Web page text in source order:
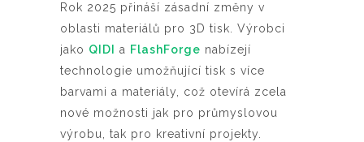
Rok 2025 přináší zásadní změny v
oblasti materiálů pro 3D tisk. Výrobci
jako QIDI a FlashForge nabízejí
technologie umožňující tisk s více
barvami a materiály, což otevírá zcela
nové možnosti jak pro průmyslovou
výrobu, tak pro kreativní projekty.